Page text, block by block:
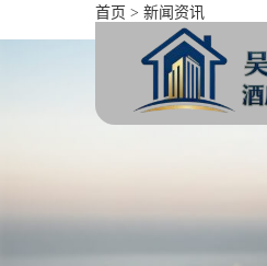
首页 > 新闻资讯
珠江逸景家园